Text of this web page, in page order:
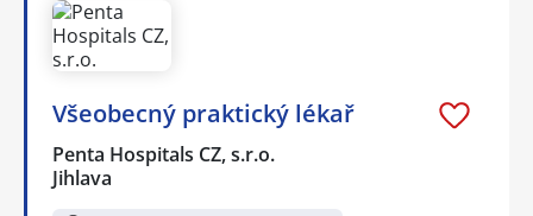
Všeobecný praktický lékař
Penta Hospitals CZ, s.r.o.
Jihlava